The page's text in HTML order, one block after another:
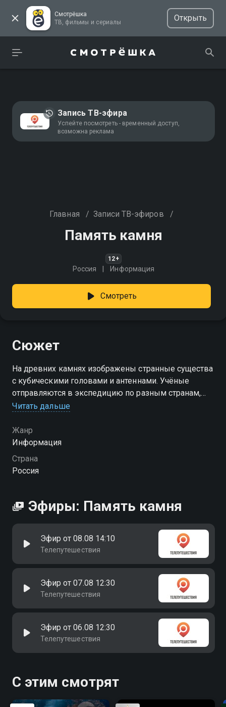
Смотрёшка
ТВ, фильмы и сериалы
Открыть
Запись ТВ-эфира
Успейте посмотреть - временный доступ,
возможна реклама
Главная / Записи ТВ-эфиров /
Память камня
12+
Россия Информация
Смотреть
Сюжет
На древних камнях изображены странные существа
с кубическими головами и антеннами. Учёные
отправляются в экспедицию по разным странам,
чтобы понять, кто и зачем их создал
Читать дальше
Жанр
Информация
Страна
Россия
Эфиры: Память камня
Эфир от 08.08 14:10
Телепутешествия
Эфир от 07.08 12:30
Телепутешествия
Эфир от 06.08 12:30
Телепутешествия
С этим смотрят